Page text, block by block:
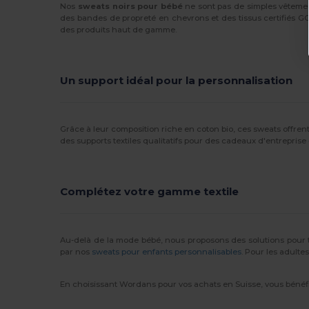
Nos sweats noirs pour bébé ne sont pas de simples
des bandes de propreté en chevrons et des tissus certifiés
des produits haut de gamme.
Un support idéal pour la personnalisation
Grâce à leur composition riche en coton bio, ces sweats
des supports textiles qualitatifs pour des cadeaux
Complétez votre gamme textile
Au-delà de la mode bébé, nous proposons des solutions
par nos sweats pour enfants personnalisables . Pour les
En choisissant Wordans pour vos achats en Suisse, vous